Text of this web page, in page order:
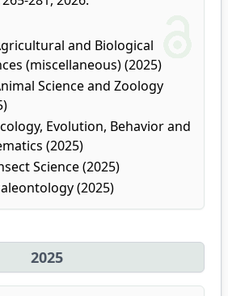
and Biological
(miscellaneous) (2025)
Science and Zoology
Evolution, Behavior and
(2025)
Science (2025)
(2025)
2025